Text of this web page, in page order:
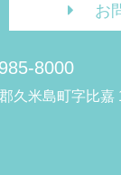
お
8000
久米島町字比嘉